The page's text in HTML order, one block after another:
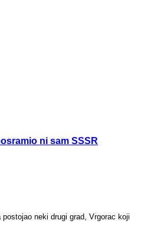
ni sam SSSR
neki drugi grad, Vrgorac koji